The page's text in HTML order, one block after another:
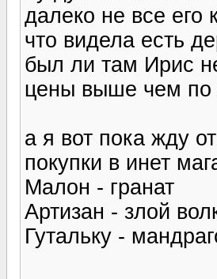
далеко не все его
что видела есть
был ли там Ирис
цены выше чем по
а я вот пока жду
покупки в инет
Малон - гранат
Артизан - злой
Гутальку -